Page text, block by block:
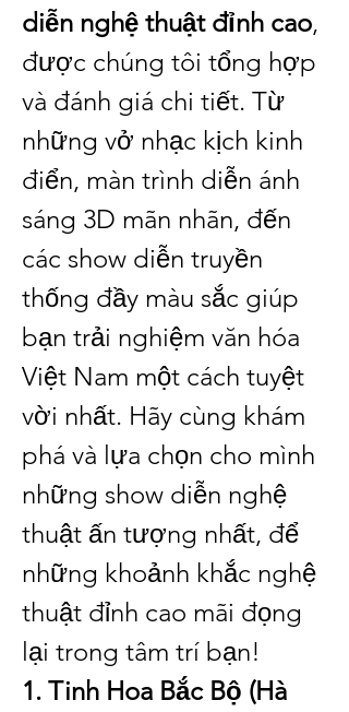
diễn nghệ thuật đỉnh cao,
được chúng tôi tổng hợp
và đánh giá chi tiết. Từ
những vở nhạc kịch kinh
điển, màn trình diễn ánh
sáng 3D mãn nhãn, đến
các show diễn truyền
thống đầy màu sắc giúp
bạn trải nghiệm văn hóa
Việt Nam một cách tuyệt
vời nhất. Hãy cùng khám
phá và lựa chọn cho mình
những show diễn nghệ
thuật ấn tượng nhất, để
những khoảnh khắc nghệ
thuật đỉnh cao mãi đọng
lại trong tâm trí bạn!
1. Tinh Hoa Bắc Bộ (Hà